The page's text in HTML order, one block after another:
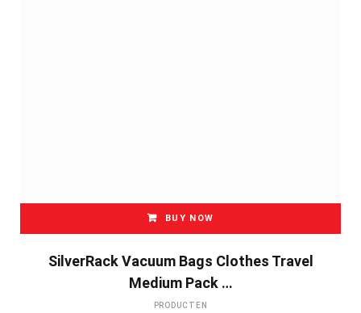
BUY NOW
SilverRack Vacuum Bags Clothes Travel
Medium Pack …
PRODUCTEN